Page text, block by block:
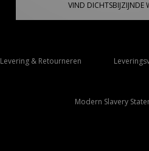
VIND DICHTSBIJZIJNDE
Levering & Retourneren
Modern Slavery